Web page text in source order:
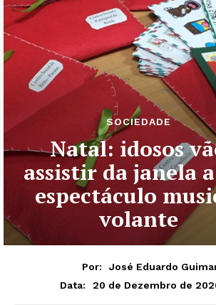
SOCIEDADE
Natal: idosos
assistir da janela
espectáculo
volante
Por:
José Eduardo
Data:
20 de Dezembro de